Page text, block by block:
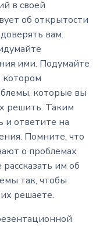
в своей
об открытости
вам.
ими. Подумайте
котором
которые вы
решить. Таким
и ответите на
Помните, что
о проблемах
им об
так, чтобы
решаете.